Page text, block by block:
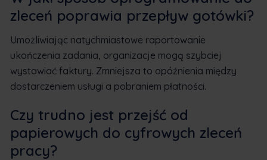
zleceń poprawia przepływ gotówki?
Umożliwiając natychmiastowe raportowanie
ukończenia zadania, organizacje mogą szybciej
wystawiać faktury. Zmniejsza to opóźnienia między
dostarczeniem usługi a pobraniem płatności.
Czy trudno jest przejść od
papierowych do cyfrowych zleceń
pracy?